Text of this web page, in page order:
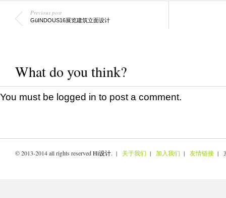
Previous post
GüINDOUS16展览建筑立面设计
What do you think?
You must be logged in to post a comment.
© 2013-2014 all rights reservedHi设计. | 关于我们 | 加入我们 | 友情链接 |